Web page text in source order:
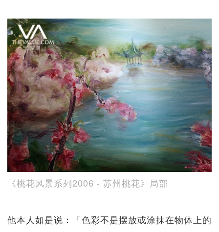
《桃花风景系列2006 - 苏州桃花》局部
他本人如是说：「色彩不是摆放或涂抹在物体上的